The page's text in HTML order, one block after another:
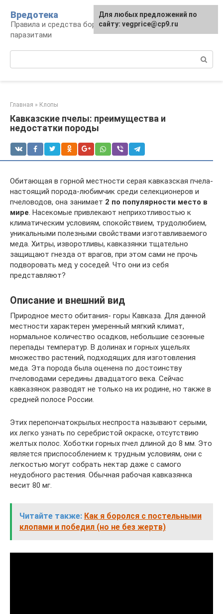
контенту
Вредотека
Правила и средства борьбы с вредителями и
паразитами
Главная » Клопы
Кавказские пчелы: преимущества и
недостатки породы
Обитающая в горной местности серая кавказская пчела-
настоящий порода-любимчик среди селекционеров и
пчеловодов, она занимает 2 по популярности место в
мире. Насекомые привлекают неприхотливостью к
климатическим условиям, спокойствием, трудолюбием,
уникальными полезными свойствами изготавливаемого
меда. Хитры, изворотливы, кавказянки тщательно
защищают гнезда от врагов, при этом сами не прочь
подворовать мед у соседей. Что они из себя
представляют?
Описание и внешний вид
Природное место обитания- горы Кавказа. Для данной
местности характерен умеренный мягкий климат,
нормальное количество осадков, небольшие сезонные
перепады температур. В долинах и горных ущельях
множество растений, подходящих для изготовления
меда. Эта порода была оценена по достоинству
пчеловодами середины двадцатого века. Сейчас
кавказянок разводят не только на их родине, но также в
средней полосе России.
Этих перепончатокрылых неспроста называют серыми,
их легко узнать по серебристой окраске, отсутствию
желтых полос. Хоботки горных пчел длиной до 8 мм. Это
является приспособлением к трудным условиям, они с
легкостью могут собрать нектар даже с самого
неудобного растения. Обычная рабочая кавказянка
весит 80 мг.
Читайте также: Как я боролся с постельными
клопами и победил (но не без жертв)
Для любых предложений по
сайту: vegprice@cp9.ru